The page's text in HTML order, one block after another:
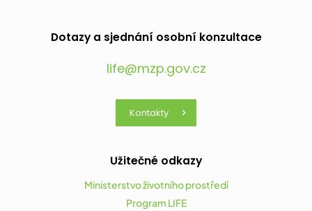
Dotazy a sjednání osobní konzultace
life@mzp.gov.cz
Kontakty
Užitečné odkazy
Ministerstvo životního prostředí
Program LIFE